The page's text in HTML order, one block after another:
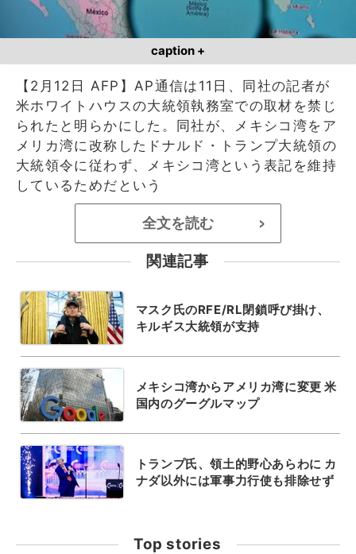
caption +
【2月12日 AFP】AP通信は11日、同社の記者が
米ホワイトハウスの大統領執務室での取材を禁じ
られたと明らかにした。同社が、メキシコ湾をア
メリカ湾に改称したドナルド・トランプ大統領の
大統領令に従わず、メキシコ湾という表記を維持
しているためだという
全文を読む >
関連記事
マスク氏のRFE/RL閉鎖呼び掛け、
キルギス大統領が支持
メキシコ湾からアメリカ湾に変更 米
国内のグーグルマップ
トランプ氏、領土的野心あらわに カ
ナダ以外には軍事力行使も排除せず
Top stories